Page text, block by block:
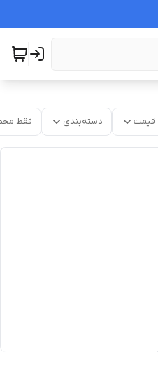
قیمت دسته‌بندی فقط